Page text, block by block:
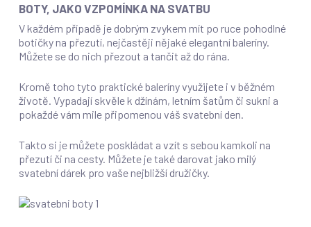
BOTY, JAKO VZPOMÍNKA NA SVATBU
V každém případě je dobrým zvykem mít po ruce pohodlné
botičky na přezutí, nejčastěji nějaké elegantní baleríny.
Můžete se do nich přezout a tančit až do rána.
Kromě toho tyto praktické baleríny využijete i v běžném
životě. Vypadají skvěle k džínám, letním šatům či sukni a
pokaždé vám mile připomenou váš svatební den.
Takto si je můžete poskládat a vzít s sebou kamkoli na
přezutí či na cesty. Můžete je také darovat jako milý
svatební dárek pro vaše nejbližší družičky.